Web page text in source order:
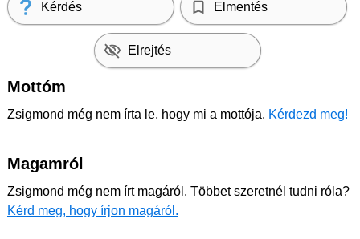
Kérdés Elmentés
Elrejtés
Mottóm
Zsigmond még nem írta le, hogy mi a mottója. Kérdezd meg!
Magamról
Zsigmond még nem írt magáról. Többet szeretnél tudni róla?
Kérd meg, hogy írjon magáról.